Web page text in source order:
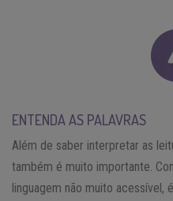
ENTENDA AS PALAVRAS
Além de saber interpretar as
também é muito importante.
linguagem não muito acessível,